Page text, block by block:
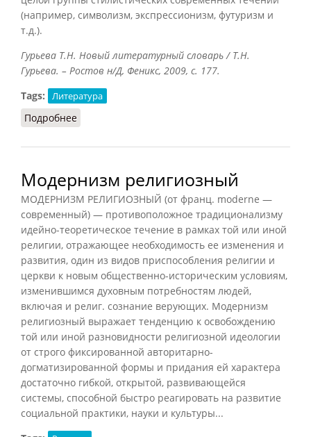
(например, символизм, экспрессионизм, футуризм и
т.д.).
Гурьева Т.Н. Новый литературный словарь / Т.Н.
Гурьева. – Ростов н/Д, Феникс, 2009, с. 177.
Tags:
Литература
Подробнее
Модернизм религиозный
МОДЕРНИЗМ РЕЛИГИОЗНЫЙ (от франц. moderne —
современный) — противоположное традиционализму
идейно-теоретическое течение в рамках той или иной
религии, отражающее необходимость ее изменения и
развития, один из видов приспособления религии и
церкви к новым общественно-историческим условиям,
изменившимся духовным потребностям людей,
включая и религ. сознание верующих. Модернизм
религиозный выражает тенденцию к освобождению
той или иной разновидности религиозной идеологии
от строго фиксированной авторитарно-
догматизированной формы и придания ей характера
достаточно гибкой, открытой, развивающейся
системы, способной быстро реагировать на развитие
социальной практики, науки и культуры...